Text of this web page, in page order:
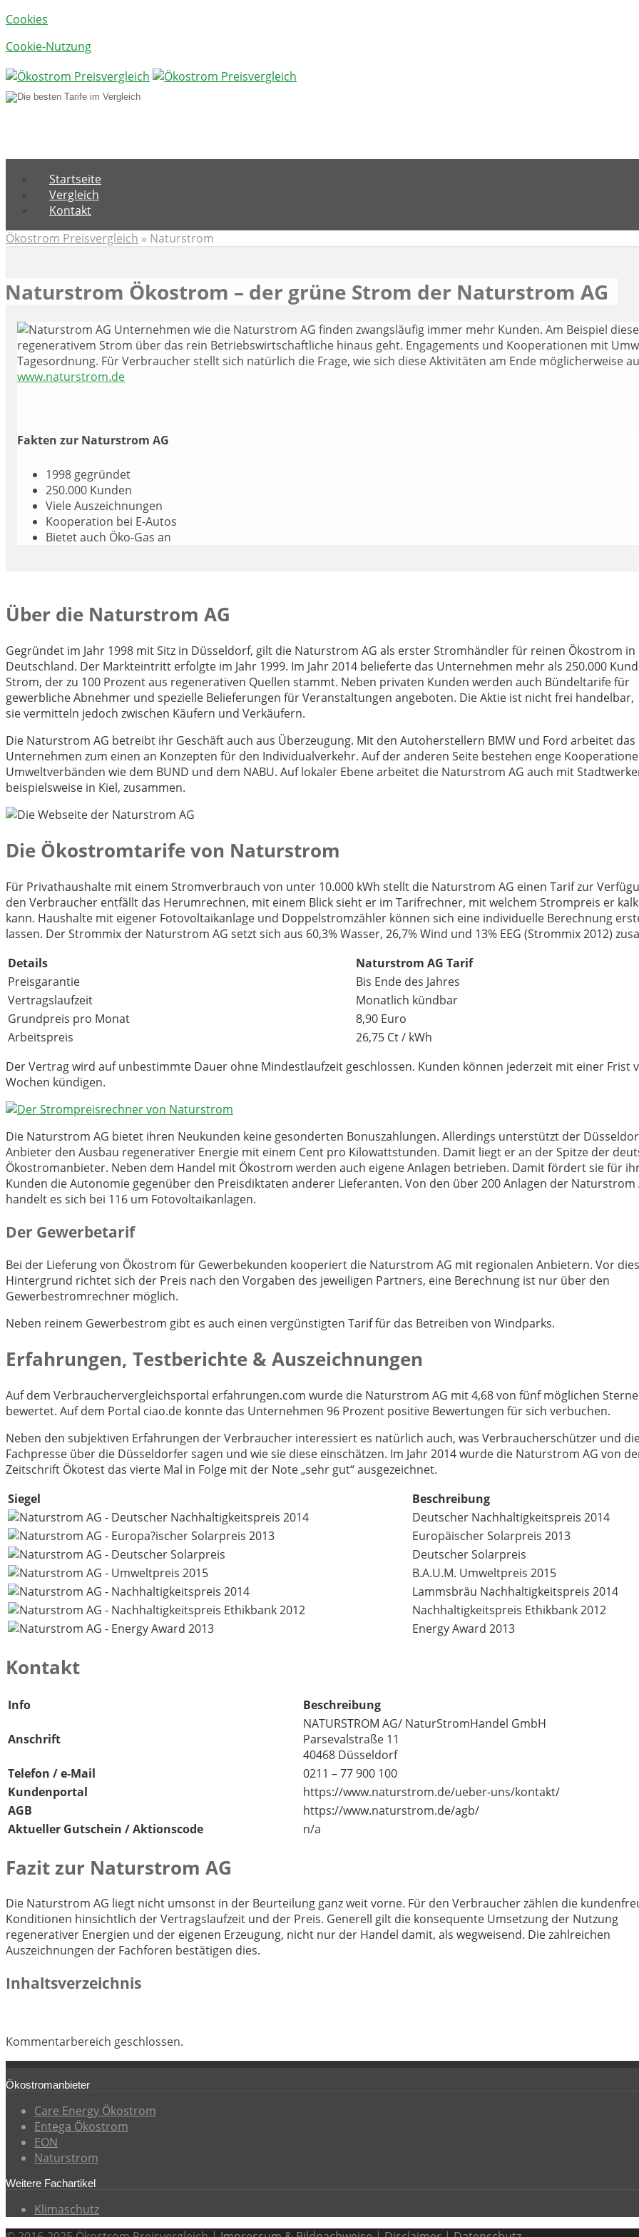
Cookies
Cookie-Nutzung
Startseite
Vergleich
Kontakt
Ökostrom Preisvergleich » Naturstrom
Naturstrom Ökostrom – der grüne Strom der Naturstrom AG
Unternehmen wie die Naturstrom AG finden zwangsläufig immer mehr Kunden. Am Beispiel
regenerativem Strom über das rein Betriebswirtschaftliche hinaus geht. Engagements und Kooperationen mit
Tagesordnung. Für Verbraucher stellt sich natürlich die Frage, wie sich diese Aktivitäten am Ende möglicherweise
www.naturstrom.de
Fakten zur Naturstrom AG
1998 gegründet
250.000 Kunden
Viele Auszeichnungen
Kooperation bei E-Autos
Bietet auch Öko-Gas an
Über die Naturstrom AG
Gegründet im Jahr 1998 mit Sitz in Düsseldorf, gilt die Naturstrom AG als erster Stromhändler für reinen Ökostrom in
Deutschland. Der Markteintritt erfolgte im Jahr 1999. Im Jahr 2014 belieferte das Unternehmen mehr als 250.000
Strom, der zu 100 Prozent aus regenerativen Quellen stammt. Neben privaten Kunden werden auch Bündeltarife für
gewerbliche Abnehmer und spezielle Belieferungen für Veranstaltungen angeboten. Die Aktie ist nicht frei handelbar,
sie vermitteln jedoch zwischen Käufern und Verkäufern.
Die Naturstrom AG betreibt ihr Geschäft auch aus Überzeugung. Mit den Autoherstellern BMW und Ford arbeitet das
Unternehmen zum einen an Konzepten für den Individualverkehr. Auf der anderen Seite bestehen enge
Umweltverbänden wie dem BUND und dem NABU. Auf lokaler Ebene arbeitet die Naturstrom AG auch mit
beispielsweise in Kiel, zusammen.
Die Ökostromtarife von Naturstrom
Für Privathaushalte mit einem Stromverbrauch von unter 10.000 kWh stellt die Naturstrom AG einen Tarif zur
den Verbraucher entfällt das Herumrechnen, mit einem Blick sieht er im Tarifrechner, mit welchem Strompreis er
kann. Haushalte mit eigener Fotovoltaikanlage und Doppelstromzähler können sich eine individuelle Berechnung
lassen. Der Strommix der Naturstrom AG setzt sich aus 60,3% Wasser, 26,7% Wind und 13% EEG (Strommix 2012)
Details
Naturstrom AG Tarif
Preisgarantie
Bis Ende des Jahres
Vertragslaufzeit
Monatlich kündbar
Grundpreis pro Monat
8,90 Euro
Arbeitspreis
26,75 Ct / kWh
Der Vertrag wird auf unbestimmte Dauer ohne Mindestlaufzeit geschlossen. Kunden können jederzeit mit einer Frist
Wochen kündigen.
Die Naturstrom AG bietet ihren Neukunden keine gesonderten Bonuszahlungen. Allerdings unterstützt der
Anbieter den Ausbau regenerativer Energie mit einem Cent pro Kilowattstunden. Damit liegt er an der Spitze der
Ökostromanbieter. Neben dem Handel mit Ökostrom werden auch eigene Anlagen betrieben. Damit fördert sie für
Kunden die Autonomie gegenüber den Preisdiktaten anderer Lieferanten. Von den über 200 Anlagen der Naturstrom
handelt es sich bei 116 um Fotovoltaikanlagen.
Der Gewerbetarif
Bei der Lieferung von Ökostrom für Gewerbekunden kooperiert die Naturstrom AG mit regionalen Anbietern. Vor
Hintergrund richtet sich der Preis nach den Vorgaben des jeweiligen Partners, eine Berechnung ist nur über den
Gewerbestromrechner möglich.
Neben reinem Gewerbestrom gibt es auch einen vergünstigten Tarif für das Betreiben von Windparks.
Erfahrungen, Testberichte & Auszeichnungen
Auf dem Verbrauchervergleichsportal erfahrungen.com wurde die Naturstrom AG mit 4,68 von fünf möglichen
bewertet. Auf dem Portal ciao.de konnte das Unternehmen 96 Prozent positive Bewertungen für sich verbuchen.
Neben den subjektiven Erfahrungen der Verbraucher interessiert es natürlich auch, was Verbraucherschützer und
Fachpresse über die Düsseldorfer sagen und wie sie diese einschätzen. Im Jahr 2014 wurde die Naturstrom AG von
Zeitschrift Ökotest das vierte Mal in Folge mit der Note „sehr gut“ ausgezeichnet.
Siegel
Beschreibung
Deutscher Nachhaltigkeitspreis 2014
Europäischer Solarpreis 2013
Deutscher Solarpreis
B.A.U.M. Umweltpreis 2015
Lammsbräu Nachhaltigkeitspreis 2014
Nachhaltigkeitspreis Ethikbank 2012
Energy Award 2013
Kontakt
Info Beschreibung
Anschrift
NATURSTROM AG/ NaturStromHandel GmbH
Parsevalstraße 11
40468 Düsseldorf
Telefon / e-Mail
0211 – 77 900 100
Kundenportal
https://www.naturstrom.de/ueber-uns/kontakt/
AGB
https://www.naturstrom.de/agb/
Aktueller Gutschein / Aktionscode
n/a
Fazit zur Naturstrom AG
Die Naturstrom AG liegt nicht umsonst in der Beurteilung ganz weit vorne. Für den Verbraucher zählen die
Konditionen hinsichtlich der Vertragslaufzeit und der Preis. Generell gilt die konsequente Umsetzung der Nutzung
regenerativer Energien und der eigenen Erzeugung, nicht nur der Handel damit, als wegweisend. Die zahlreichen
Auszeichnungen der Fachforen bestätigen dies.
Inhaltsverzeichnis
Kommentarbereich geschlossen.
Ökostromanbieter
Care Energy Ökostrom
Entega Ökostrom
EON
Naturstrom
Weitere Fachartikel
Klimaschutz